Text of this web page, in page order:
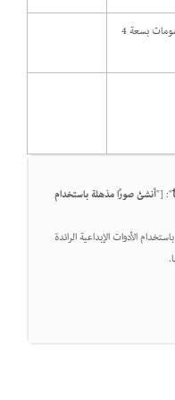
ذاكرة وحدة معالجة رسومات بسعة 4
أنشئ صورًا مذهلة باستخدام
الأدوات الإبداعية الرائدة